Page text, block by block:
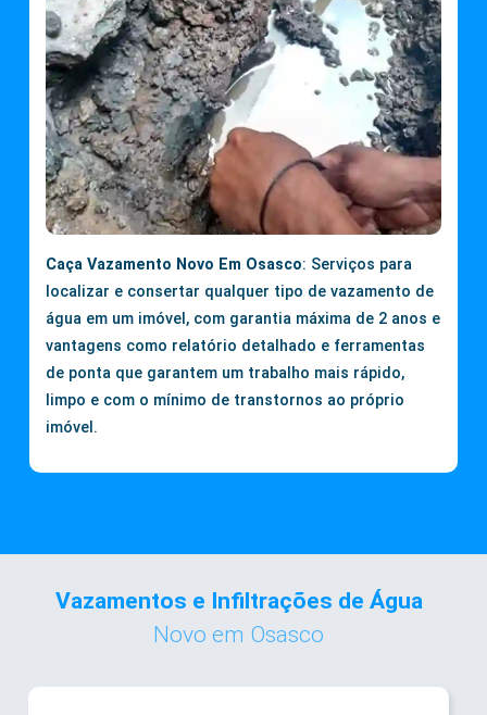
Caça Vazamento Novo Em Osasco: Serviços para
localizar e consertar qualquer tipo de vazamento de
água em um imóvel, com garantia máxima de 2 anos e
vantagens como relatório detalhado e ferramentas
de ponta que garantem um trabalho mais rápido,
limpo e com o mínimo de transtornos ao próprio
imóvel.
Vazamentos e Infiltrações de Água
Novo em Osasco